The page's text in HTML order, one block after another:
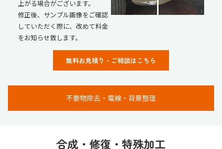
不要物除去・電線・背景整理
上がる場合がございます。
修正後、サンプル画像をご確認
していただく際に、改めて料金
をお知らせ致します。
無料お見積り・ご相談はこちら
合成・修復・特殊加工